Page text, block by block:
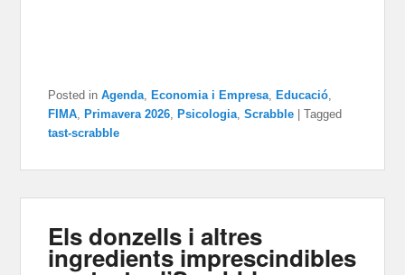
Posted in Agenda, Economia i Empresa, Educació,
FIMA, Primavera 2026, Psicologia,Scrabble |Tagged
tast-scrabble
Els donzells i altres
ingredients imprescindibles